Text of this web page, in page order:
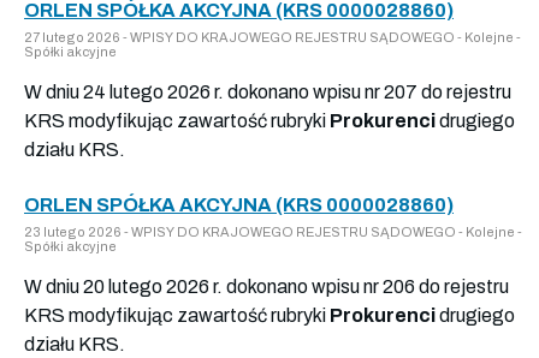
ORLEN SPÓŁKA AKCYJNA (KRS 0000028860)
27 lutego 2026 - WPISY DO KRAJOWEGO REJESTRU SĄDOWEGO - Kolejne -
Spółki akcyjne
W dniu 24 lutego 2026 r. dokonano wpisu nr 207 do rejestru
KRS modyfikując zawartość rubryki Prokurencidrugiego
działu KRS.
ORLEN SPÓŁKA AKCYJNA (KRS 0000028860)
23 lutego 2026 - WPISY DO KRAJOWEGO REJESTRU SĄDOWEGO - Kolejne -
Spółki akcyjne
W dniu 20 lutego 2026 r. dokonano wpisu nr 206 do rejestru
KRS modyfikując zawartość rubryki Prokurencidrugiego
działu KRS.